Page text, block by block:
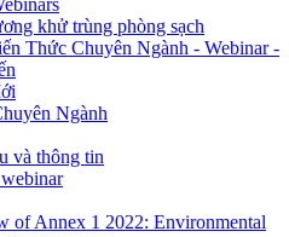
khử trùng phòng sạch
Thức Chuyên Ngành - Webinar -
Ngành
và thông tin
of Annex 1 2022: Environmental